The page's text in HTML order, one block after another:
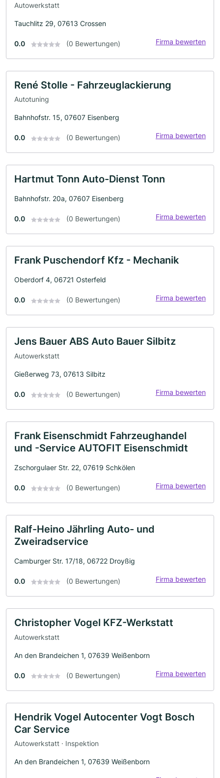
Autowerkstatt
Tauchlitz 29, 07613 Crossen
0.0 (0 Bewertungen) Firma bewerten
René Stolle - Fahrzeuglackierung
Autotuning
Bahnhofstr. 15, 07607 Eisenberg
0.0 (0 Bewertungen) Firma bewerten
Hartmut Tonn Auto-Dienst Tonn
Bahnhofstr. 20a, 07607 Eisenberg
0.0 (0 Bewertungen) Firma bewerten
Frank Puschendorf Kfz - Mechanik
Oberdorf 4, 06721 Osterfeld
0.0 (0 Bewertungen) Firma bewerten
Jens Bauer ABS Auto Bauer Silbitz
Autowerkstatt
Gießerweg 73, 07613 Silbitz
0.0 (0 Bewertungen) Firma bewerten
Frank Eisenschmidt Fahrzeughandel
und -Service AUTOFIT Eisenschmidt
Zschorgulaer Str. 22, 07619 Schkölen
0.0 (0 Bewertungen) Firma bewerten
Ralf-Heino Jährling Auto- und
Zweiradservice
Camburger Str. 17/18, 06722 Droyßig
0.0 (0 Bewertungen) Firma bewerten
Christopher Vogel KFZ-Werkstatt
Autowerkstatt
An den Brandeichen 1, 07639 Weißenborn
0.0 (0 Bewertungen) Firma bewerten
Hendrik Vogel Autocenter Vogt Bosch
Car Service
Autowerkstatt · Inspektion
An den Brandeichen 1, 07639 Weißenborn